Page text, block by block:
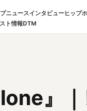
ニュースインタビューヒップ
ト情報DTM
』